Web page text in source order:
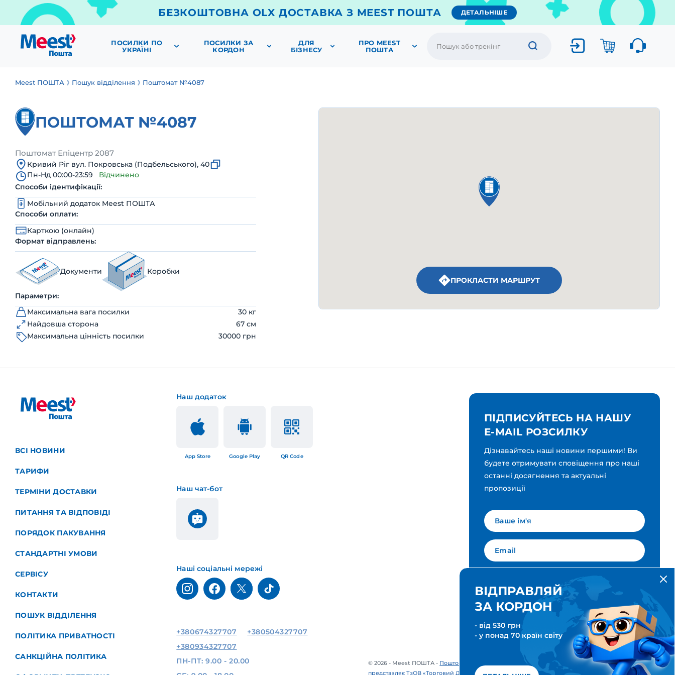
БЕЗКОШТОВНА OLX ДОСТАВКА З MEEST ПОШТА ДЕТАЛЬНІШЕ
ПОСИЛКИ ПО
УКРАЇНІ
ПОСИЛКИ ЗА
КОРДОН
ДЛЯ
БІЗНЕСУ
ПРО MEEST
ПОШТА
Meest ПОШТА Пошук відділення Поштомат №4087
ПОШТОМАТ №4087
Поштомат Епіцентр 2087
Кривий Ріг вул. Покровська (Подбельського), 40
Пн-Нд 00:00-23:59
Відчинено
Способи ідентифікації:
Мобільний додаток Meest ПОШТА
Способи оплати:
Карткою (онлайн)
Формат відправлень:
Документи Коробки
Параметри:
Максимальна вага посилки
30 кг
Найдовша сторона
67 см
Максимальна цінність посилки
30000 грн
ПРОКЛАСТИ МАРШРУТ
ВСІ НОВИНИ
ТАРИФИ
ТЕРМІНИ ДОСТАВКИ
ПИТАННЯ ТА ВІДПОВІДІ
ПОРЯДОК ПАКУВАННЯ
СТАНДАРТНІ УМОВИ
СЕРВІСУ
КОНТАКТИ
ПОШУК ВІДДІЛЕННЯ
ПОЛІТИКА ПРИВАТНОСТІ
САНКЦІЙНА ПОЛІТИКА
Наш додаток
App Store Google Play QR Code
Наш чат-бот
Наші соціальні мережі
+380674327707
+380504327707
+380934327707
ПН-ПТ: 9.00 - 20.00
ПІДПИСУЙТЕСЬ НА НАШУ
E-MAIL РОЗСИЛКУ
Дізнавайтесь наші новини першими! Ви
будете отримувати сповіщення про наші
останні досягнення та актуальні
пропозиції
Мова для вашої розсилки Українська
ПІДПИСАТИСЯ
© 2026 - Meest ПОШТА - Поштові & Транспортні послуги. Всі права захищені. Meest ПОШТА®
представляє ТзОВ «Торговий Дім «Міст Експрес».
ВІДПРАВЛЯЙ
ЗА КОРДОН
- від 530 грн
- у понад 70 країн світу